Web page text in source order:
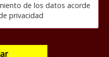
de los datos acorde
privacidad